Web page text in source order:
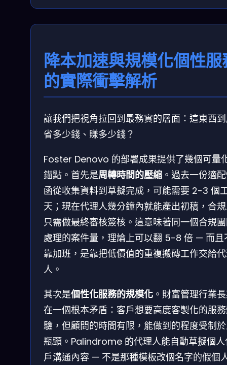
降本加速與規模化個性服
的實際衝擊解析
讓我們把視角拉回到最務實的層面：這東西
省多少錢、賺多少錢？
Foster Denovo 的部署成果提供了幾個可量
錨點。首先是周轉時間的壓縮 。過去一份適
函從收集資料到草擬完成，可能需要 2-3 個
天；現在代理人幾分鐘內就能產出初稿，合
只需做最終審核簽核。這意味著同一個合規
處理的案件量，理論上可以翻 5-8 倍 — 而且
靠加班，是靠把低價值的重複搬磚工作交給
人。
其次是個性化服務的規模化 。財富管理行業
在一個根本矛盾：客戶想要高度客製化的服
驗，但顧問的時間有限，能做到的程度受制
瓶頸。Palindrome 的代理人能自動草擬個人
戶溝通內容 — 不是那種模板改個名字的假個